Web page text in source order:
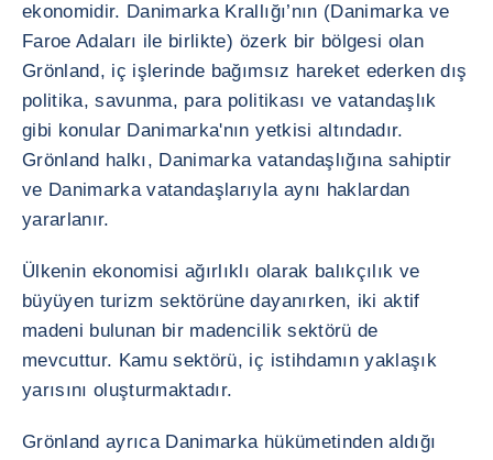
ekonomidir. Danimarka Krallığı’nın (Danimarka ve
Faroe Adaları ile birlikte) özerk bir bölgesi olan
Grönland, iç işlerinde bağımsız hareket ederken dış
politika, savunma, para politikası ve vatandaşlık
gibi konular Danimarka'nın yetkisi altındadır.
Grönland halkı, Danimarka vatandaşlığına sahiptir
ve Danimarka vatandaşlarıyla aynı haklardan
yararlanır.
Ülkenin ekonomisi ağırlıklı olarak balıkçılık ve
büyüyen turizm sektörüne dayanırken, iki aktif
madeni bulunan bir madencilik sektörü de
mevcuttur. Kamu sektörü, iç istihdamın yaklaşık
yarısını oluşturmaktadır.
Grönland ayrıca Danimarka hükümetinden aldığı